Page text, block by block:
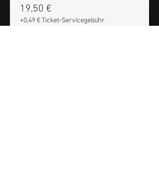
19,50 €
+0,49 € Ticket-Servicegebühr